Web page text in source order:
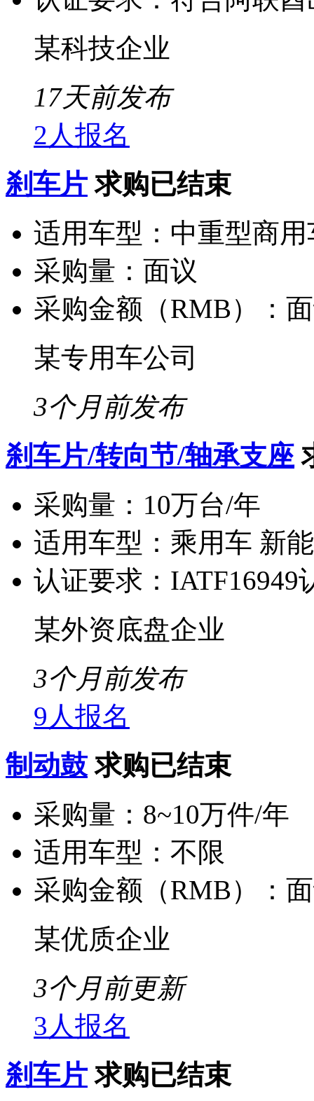
某科技企业
17天前发布
2人报名
刹车片 求购已结束
适用车型： 中重型商
采购量： 面议
采购金额（RMB）：
某专用车公司
3个月前发布
刹车片/转向节/轴承支座
采购量： 10万台/年
适用车型： 乘用车 新
认证要求： IATF16949
某外资底盘企业
3个月前发布
9人报名
制动鼓 求购已结束
采购量： 8~10万件/年
适用车型： 不限
采购金额（RMB）：
某优质企业
3个月前更新
3人报名
刹车片 求购已结束